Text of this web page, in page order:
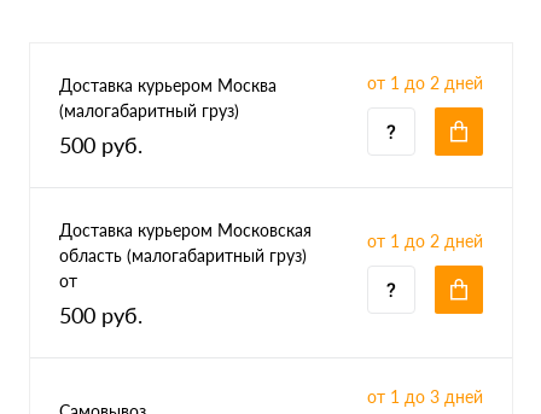
Доставка курьером Москва
(малогабаритный груз)
500 руб.
от 1 до 2 дней
Доставка курьером Московская
область (малогабаритный груз)
от
500 руб.
от 1 до 2 дней
от 1 до 3 дней